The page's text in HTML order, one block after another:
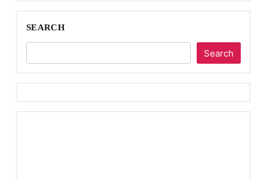
SEARCH
Search